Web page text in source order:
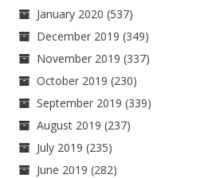
January 2020 (537)
December 2019 (349)
November 2019 (337)
October 2019 (230)
September 2019 (339)
August 2019 (237)
July 2019 (235)
June 2019 (282)